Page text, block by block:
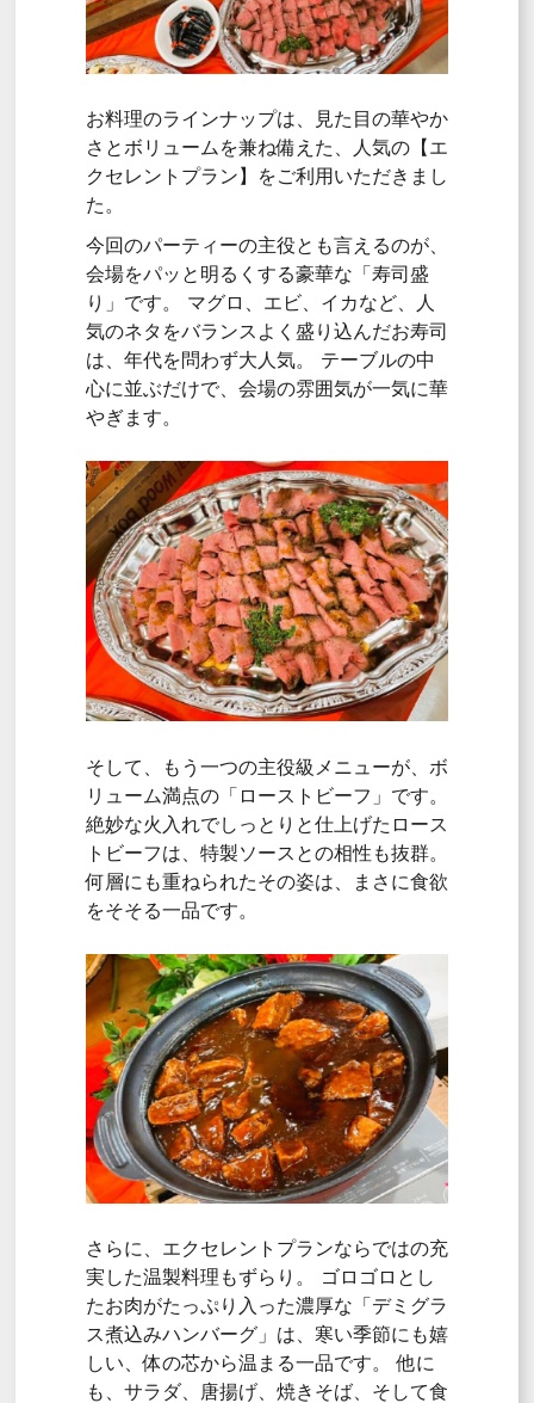
お料理のラインナップは、
見た目の華やか
さとボリュームを兼ね備えた、
人気の【エ
クセレントプラン】をご利用いただきまし
た。
今回のパーティーの主役とも言えるのが、
会場をパッと明るくする豪華な「寿司盛
り」です。 マグロ、 エビ、 イカなど、
人
気のネタをバランスよく盛り込んだお寿司
は、 年代を問わず大人気。
テーブルの中
心に並ぶだけで、 会場の雰囲気が一気に華
やぎます。
そして、 もう一つの主役級メニューが、 ボ
リューム満点の「ローストビーフ」です。
絶妙な火入れでしっとりと仕上げたロース
トビーフは、 特製ソースとの相性も抜群。
何層にも重ねられたその姿は、
まさに食欲
をそそる一品です。
さらに、 エクセレントプランならではの充
実した温製料理もずらり。
ゴロゴロとし
たお肉がたっぷり入った濃厚な「デミグラ
ス煮込みハンバーグ」は、 寒い季節にも嬉
しい、体の芯から温まる一品です。
他に
も、 サラダ、 唐揚げ、 焼きそば、 そして食